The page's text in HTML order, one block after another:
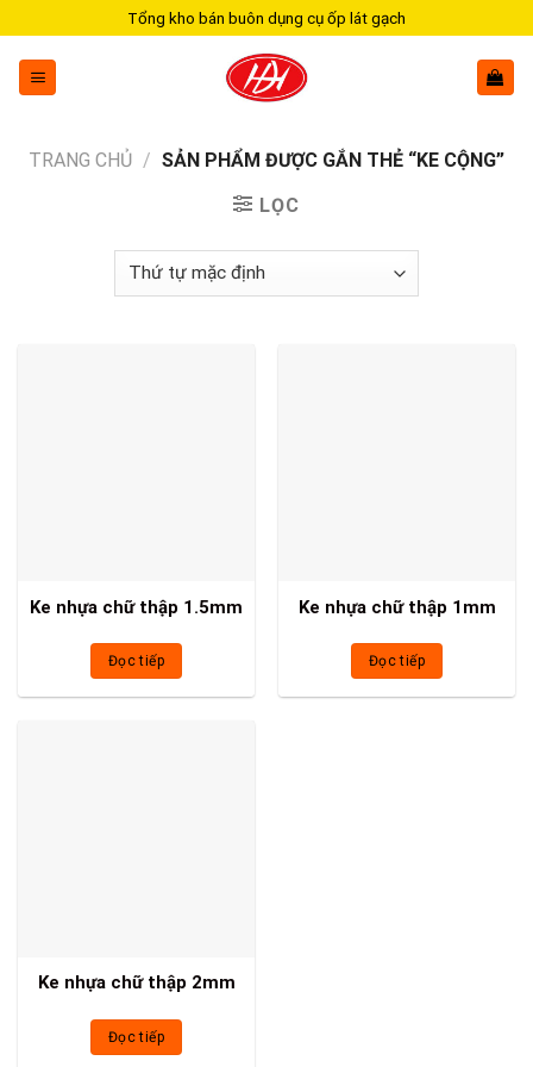
to
content
Tổng kho bán buôn dụng cụ ốp lát gạch
TRANG CHỦ / SẢN PHẨM ĐƯỢC GẮN THẺ “KE CỘNG”
LỌC
Ke nhựa chữ thập 1.5mm
Đọc tiếp
Ke nhựa chữ thập 1mm
Đọc tiếp
Ke nhựa chữ thập 2mm
Đọc tiếp